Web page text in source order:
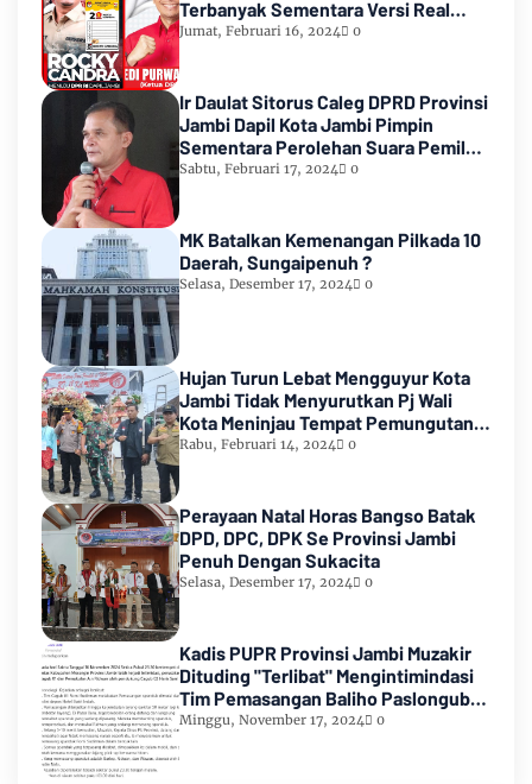
Terbanyak Sementara Versi Real
Count KPU RI
Jumat, Februari 16, 2024 0
Ir Daulat Sitorus Caleg DPRD Provinsi
Jambi Dapil Kota Jambi Pimpin
Sementara Perolehan Suara Pemilu
2024
Sabtu, Februari 17, 2024 0
MK Batalkan Kemenangan Pilkada 10
Daerah, Sungaipenuh ?
Selasa, Desember 17, 2024 0
Hujan Turun Lebat Mengguyur Kota
Jambi Tidak Menyurutkan Pj Wali
Kota Meninjau Tempat Pemungutan
Suara Pemilu 2024
Rabu, Februari 14, 2024 0
Perayaan Natal Horas Bangso Batak
DPD, DPC, DPK Se Provinsi Jambi
Penuh Dengan Sukacita
Selasa, Desember 17, 2024 0
Kadis PUPR Provinsi Jambi Muzakir
Dituding "Terlibat" Mengintimindasi
Tim Pemasangan Baliho Paslongub
Romi-Sudirman
Minggu, November 17, 2024 0